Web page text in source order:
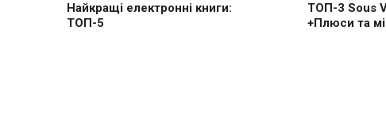
Найкращі електронні книги:
ТОП-5
ТОП-3 Sous
+Плюси та